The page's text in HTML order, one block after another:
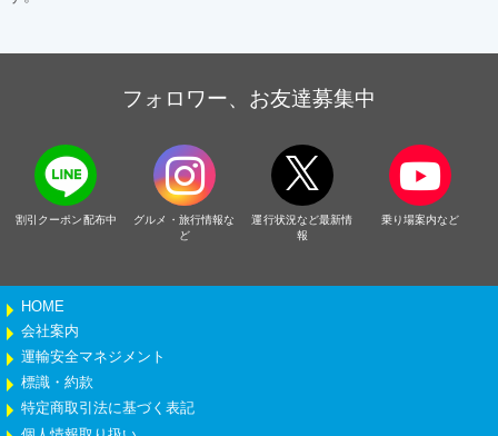
フォロワー、お友達募集中
割引クーポン配布中
グルメ・旅行情報な
ど
運行状況など最新情
報
乗り場案内など
HOME
会社案内
運輸安全マネジメント
標識・約款
特定商取引法に基づく表記